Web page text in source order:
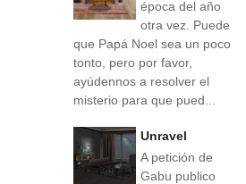
época del año
otra vez. Puede
que Papá Noel sea un poco
tonto, pero por favor,
ayúdennos a resolver el
misterio para que pued...
Unravel
A petición de
Gabu publico